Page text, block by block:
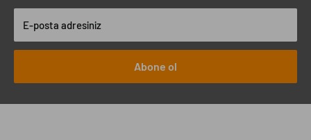
E-posta adresiniz
Abone ol